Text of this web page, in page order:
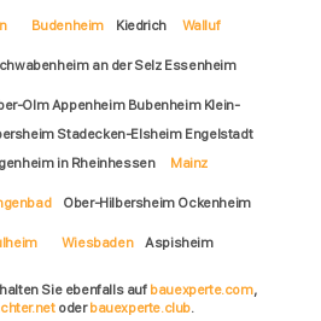
Budenheim Kiedrich Walluf
an der Selz Essenheim
Olm Appenheim Bubenheim Klein-
Stadecken-Elsheim Engelstadt
in Rheinhessen Mainz
Ober-Hilbersheim Ockenheim
Wiesbaden Aspisheim
Sie ebenfalls auf bauexperte.com,
oderbauexperte.club.